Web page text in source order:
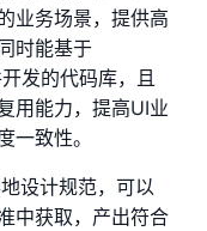
业务场景，提供高
时能基于
发的代码库，且
用能力，提高UI业
一致性。
设计规范，可以
中获取，产出符合